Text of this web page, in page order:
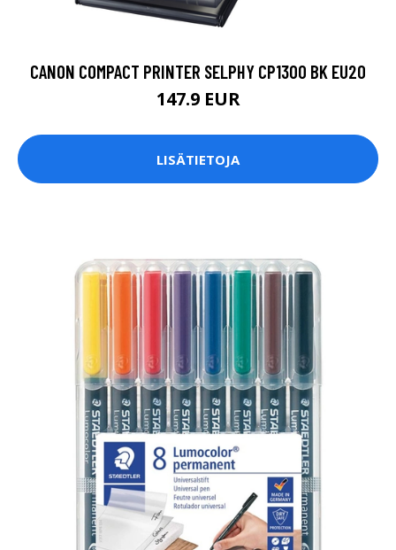
CANON COMPACT PRINTER SELPHY CP1300 BK EU20
147.9 EUR
LISÄTIETOJA